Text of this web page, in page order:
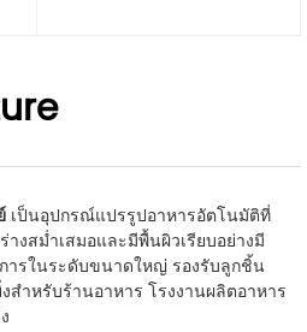
เป็นอุปกรณ์แปรรูปอาหารอัตโนมัติที่
งสม่ำเสมอและมีพื้นผิวเรียบอย่างมี
ารในระดับขนาดใหญ่ รองรับลูกชิ้น
สำหรับร้านอาหาร โรงงานผลิตอาหาร